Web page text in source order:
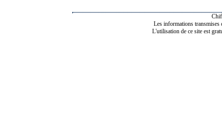
Les informations transmises
L'utilisation de ce site est